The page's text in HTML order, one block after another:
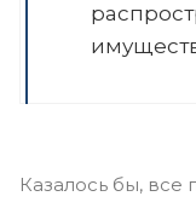
Казалось бы, все